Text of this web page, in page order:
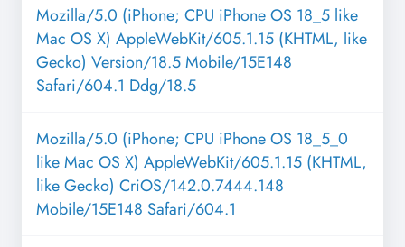
Mozilla/5.0 (iPhone; CPU iPhone OS 18_5 like
Mac OS X) AppleWebKit/605.1.15 (KHTML, like
Gecko) Version/18.5 Mobile/15E148
Safari/604.1 Ddg/18.5
Mozilla/5.0 (iPhone; CPU iPhone OS 18_5_0
like Mac OS X) AppleWebKit/605.1.15 (KHTML,
like Gecko) CriOS/142.0.7444.148
Mobile/15E148 Safari/604.1